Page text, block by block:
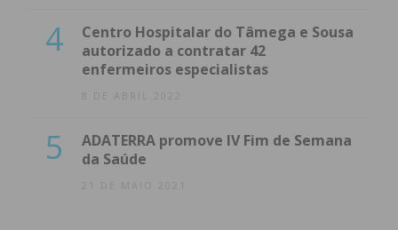
4
Centro Hospitalar do Tâmega e Sousa
autorizado a contratar 42
enfermeiros especialistas
8 DE ABRIL 2022
5
ADATERRA promove IV Fim de Semana
da Saúde
21 DE MAIO 2021